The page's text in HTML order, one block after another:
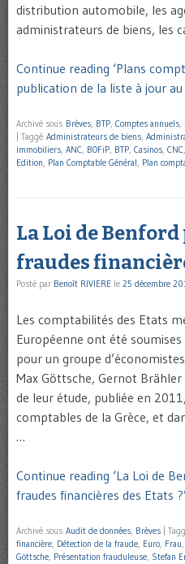
distribution automobile, les
administrateurs de biens, les
Continue reading ‘Plans
publication de la liste à jour au
Archivé sous Brèves BTP Comptes annuels
Taggé Administrateurs de biens
immobiliers ANC BOFiP BTP Casinos CNC
Edition Plan Comptable Général Plan
La Loi de
fraudes
Posté par Benoît RIVIERE le 25 décembre
Les comptabilités des Etats
Européenne ont été
pour un groupe
Max Göttsche, Gernot
de leur étude, publiée en
comptables de la Grèce, et
…
Continue reading ‘La Loi de
fraudes financières des Etats
Archivé sous Audit de données, Brèves
financière, Détection de la fraude, Euro, Frau,
Göttsche, Présentation frauduleuse, Stefan